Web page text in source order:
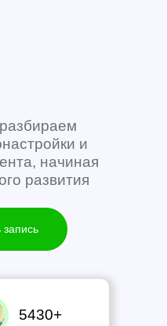
и
начиная
развития
запись
5430+